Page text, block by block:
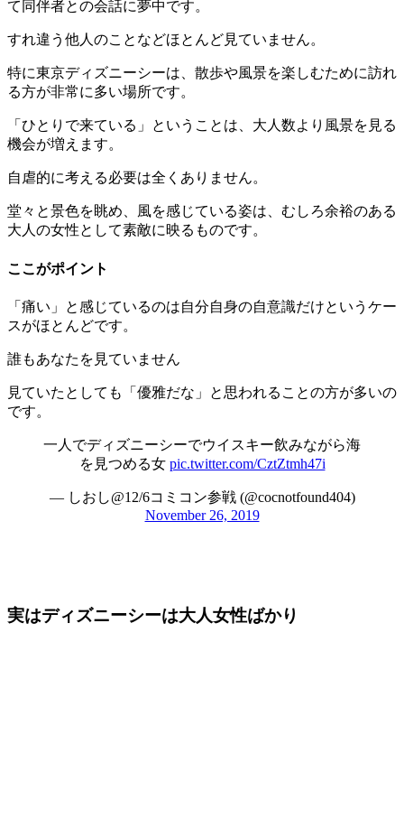
て同伴者との会話に夢中です。
すれ違う他人のことなどほとんど見ていません。
特に東京ディズニーシーは、散歩や風景を楽しむために訪れ
る方が非常に多い場所です。
「ひとりで来ている」ということは、大人数より風景を見る
機会が増えます。
自虐的に考える必要は全くありません。
堂々と景色を眺め、風を感じている姿は、むしろ余裕のある
大人の女性として素敵に映るものです。
ここがポイント
「痛い」と感じているのは自分自身の自意識だけというケー
スがほとんどです。
誰もあなたを見ていません
見ていたとしても「優雅だな」と思われることの方が多いの
です。
一人でディズニーシーでウイスキー飲みながら海
を見つめる女 pic.twitter.com/CztZtmh47i
— しおし@12/6コミコン参戦 (@cocnotfound404)
November 26, 2019
実はディズニーシーは大人女性ばかり